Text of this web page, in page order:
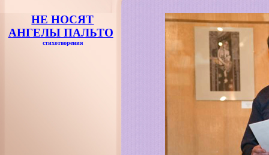
НЕ НОСЯТ
АНГЕЛЫ ПАЛЬТО
стихотворения